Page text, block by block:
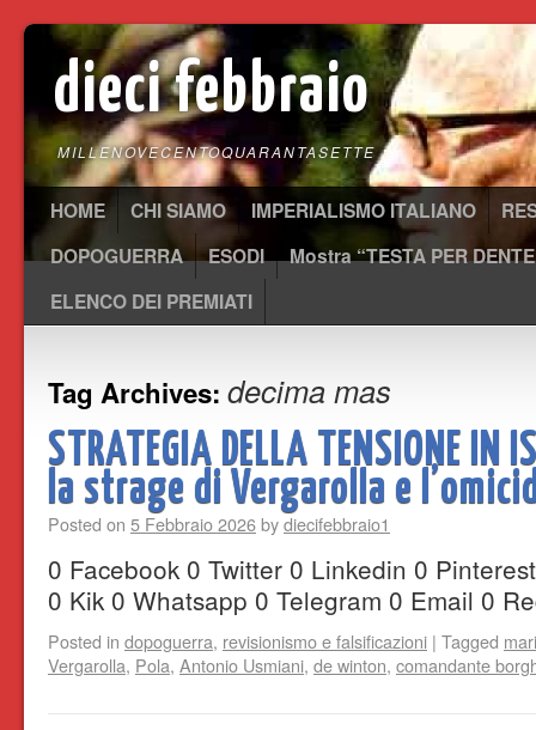
dieci febbraio
MILLENOVECENTOQUARANTASETTE
HOME CHI SIAMO IMPERIALISMO ITALIANO
DOPOGUERRA
ESODI
Mostra “TESTA PER
ELENCO DEI PREMIATI
Tag Archives: decima mas
STRATEGIA DELLA TENSIONE
la strage di Vergarolla e
Posted on 5 Febbraio 2026bydiecifebbraio1
0 Facebook 0 Twitter 0 Linkedin 0
0 Kik 0 Whatsapp 0 Telegram 0 Email 0
Posted in dopoguerra, revisionismo e falsificazioni | Tagged
Vergarolla, Pola, Antonio Usmiani, de winton, comandante